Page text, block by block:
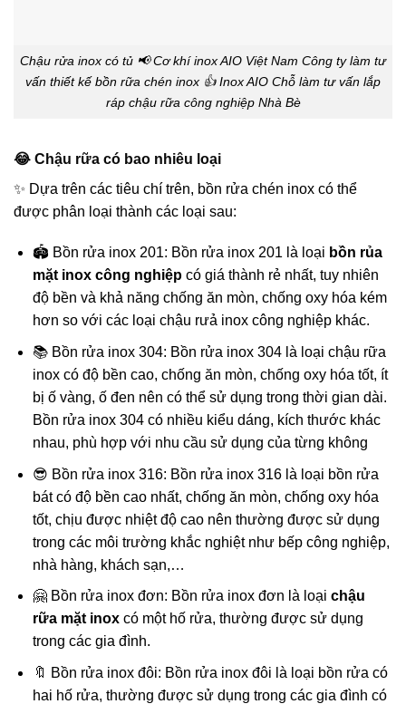
Chậu rửa inox có tủ 📢 Cơ khí inox AIO Việt Nam Công ty làm tư
vấn thiết kế bồn rữa chén inox 👍 Inox AIO Chỗ làm tư vấn lắp
ráp chậu rữa công nghiệp Nhà Bè
😂 Chậu rữa có bao nhiêu loại
✨ Dựa trên các tiêu chí trên, bồn rửa chén inox có thể
được phân loại thành các loại sau:
🏟️ Bồn rửa inox 201: Bồn rửa inox 201 là loại bồn rủa
mặt inox công nghiệpcó giá thành rẻ nhất, tuy nhiên
độ bền và khả năng chống ăn mòn, chống oxy hóa kém
hơn so với các loại chậu rưả inox công nghiệp khác.
📚 Bồn rửa inox 304: Bồn rửa inox 304 là loại chậu rữa
inox có độ bền cao, chống ăn mòn, chống oxy hóa tốt, ít
bị ố vàng, ố đen nên có thể sử dụng trong thời gian dài.
Bồn rửa inox 304 có nhiều kiểu dáng, kích thước khác
nhau, phù hợp với nhu cầu sử dụng của từng không
😎 Bồn rửa inox 316: Bồn rửa inox 316 là loại bồn rửa
bát có độ bền cao nhất, chống ăn mòn, chống oxy hóa
tốt, chịu được nhiệt độ cao nên thường được sử dụng
trong các môi trường khắc nghiệt như bếp công nghiệp,
nhà hàng, khách sạn,…
🤗 Bồn rửa inox đơn: Bồn rửa inox đơn là loại chậu
rữa mặt inoxcó một hố rửa, thường được sử dụng
trong các gia đình.
🔖 Bồn rửa inox đôi: Bồn rửa inox đôi là loại bồn rửa có
hai hố rửa, thường được sử dụng trong các gia đình có